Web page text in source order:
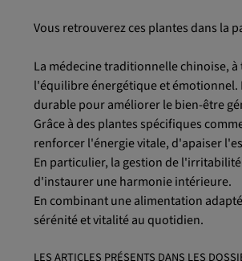
Vous retrouverez ces plantes dans la
La médecine traditionnelle chinoise,
l'équilibre énergétique et
durable pour améliorer le bien-être
Grâce à des plantes spécifiques
renforcer l'énergie vitale, d'apaiser
En particulier, la gestion de
d'instaurer une harmonie intérieure.
En combinant une alimentation
sérénité et vitalité au quotidien.